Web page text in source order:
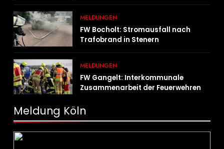
MELDUNGEN
FW Bocholt: Stromausfall nach
Trafobrand in Stenern
MELDUNGEN
FW Gangelt: Interkommunale
Zusammenarbeit der Feuerwehren
Gangelt
Meldung Köln